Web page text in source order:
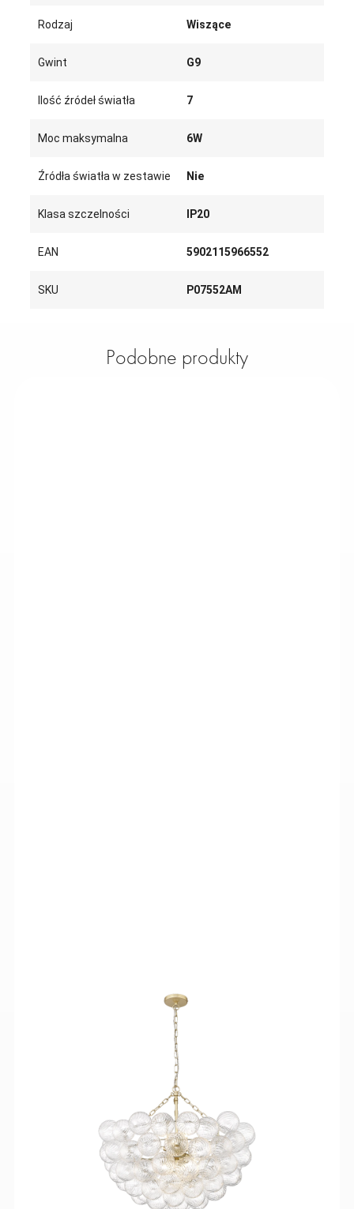
Rodzaj Wiszące
Gwint G9
Ilość źródeł światła 7
Moc maksymalna 6W
Źródła światła w zestawie Nie
Klasa szczelności IP20
EAN 5902115966552
SKU P07552AM
Podobne produkty